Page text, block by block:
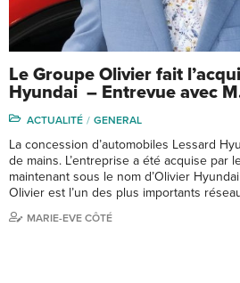
Le Groupe Olivier fait
Hyundai – Entrevue avec
ACTUALITÉ GENERAL
La concession d’automobiles Lessard
de mains. L’entreprise a été acquise par
maintenant sous le nom d’Olivier
Olivier est l’un des plus importants
MARIE-EVE CÔTÉ